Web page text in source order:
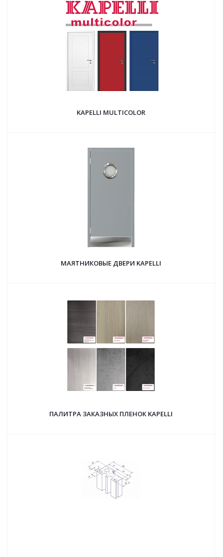
KAPELLI MULTICOLOR
МАЯТНИКОВЫЕ ДВЕРИ KAPELLI
ПАЛИТРА ЗАКАЗНЫХ ПЛЕНОК KAPELLI